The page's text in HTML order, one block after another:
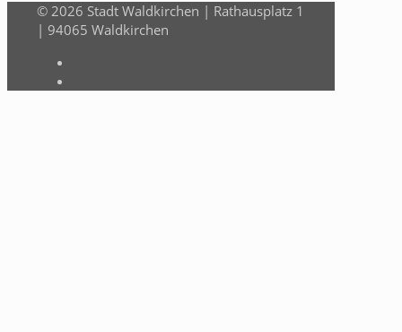
© 2026 Stadt Waldkirchen | Rathausplatz 1
| 94065 Waldkirchen